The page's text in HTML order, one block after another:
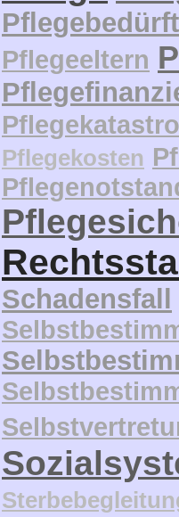
Pflegeeltern
Pflegekosten
Schadensfall